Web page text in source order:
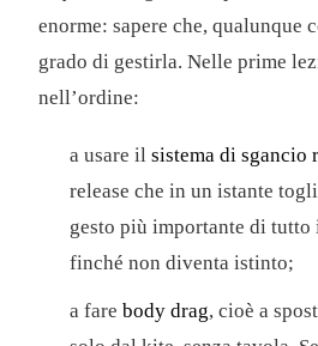
enorme: sapere che, qualunque
grado di gestirla. Nelle prime
nell’ordine:
a usare il sistema di sgancio
release che in un istante
gesto più importante di
finché non diventa istinto;
a fare body drag, cioè a